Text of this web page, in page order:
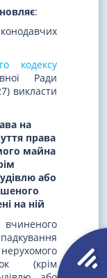
:
кодексу
Ради
викласти
на
права
майна
або
на ній
вчиненого
(крім